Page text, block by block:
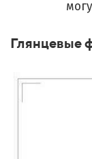
Глянцевые